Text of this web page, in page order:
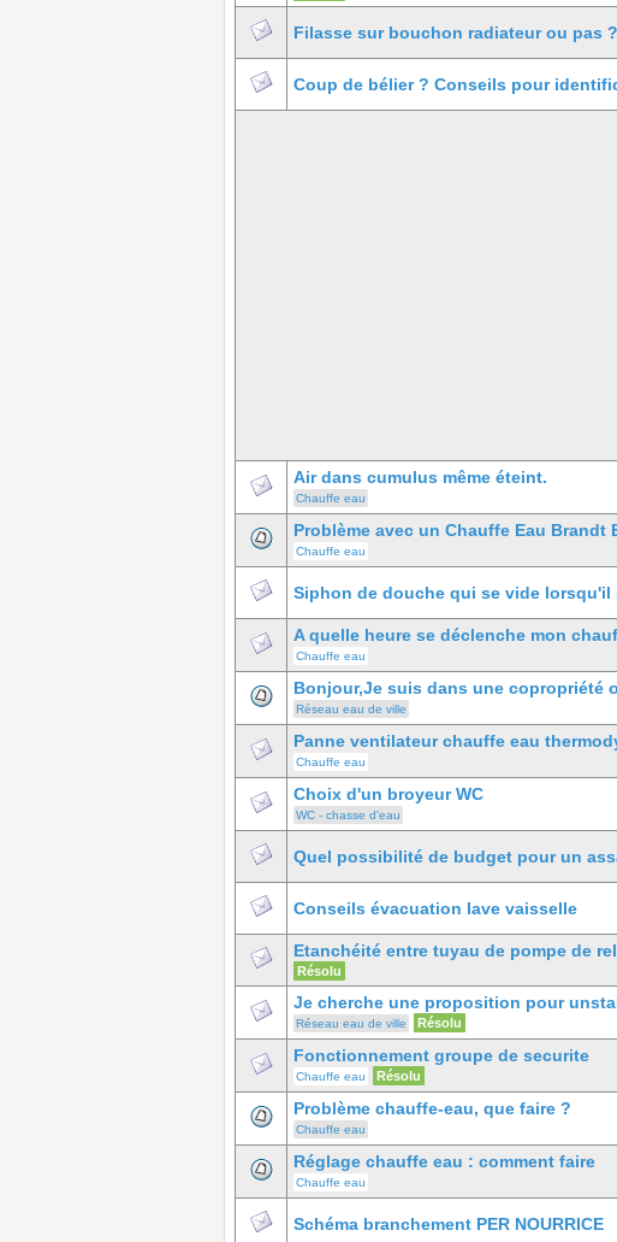
Filasse sur bouchon radiateur ou pas ?
Coup de bélier ? Conseils pour
Air dans cumulus même éteint.
Chauffe eau
Problème avec un Chauffe Eau Brandt
Chauffe eau
Siphon de douche qui se vide lorsqu'il
A quelle heure se déclenche mon
Chauffe eau
Bonjour,Je suis dans une copropriété
Réseau eau de ville
Panne ventilateur chauffe eau
Chauffe eau
Choix d'un broyeur WC
WC - chasse d'eau
Quel possibilité de budget pour un
Conseils évacuation lave vaisselle
Etanchéité entre tuyau de pompe de
Résolu
Je cherche une proposition pour
Réseau eau de ville Résolu
Fonctionnement groupe de securite
Chauffe eau Résolu
Problème chauffe-eau, que faire ?
Chauffe eau
Réglage chauffe eau : comment faire
Chauffe eau
Schéma branchement PER NOURRICE